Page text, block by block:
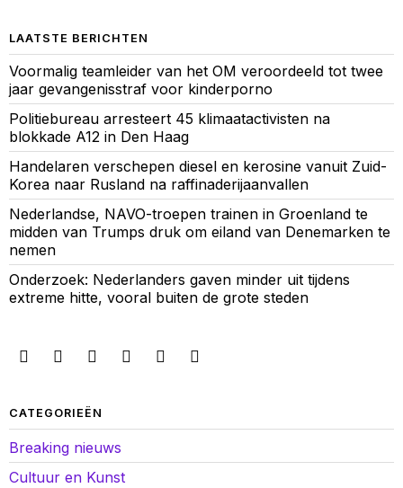
LAATSTE BERICHTEN
Voormalig teamleider van het OM veroordeeld tot twee
jaar gevangenisstraf voor kinderporno
Politiebureau arresteert 45 klimaatactivisten na
blokkade A12 in Den Haag
Handelaren verschepen diesel en kerosine vanuit Zuid-
Korea naar Rusland na raffinaderijaanvallen
Nederlandse, NAVO-troepen trainen in Groenland te
midden van Trumps druk om eiland van Denemarken te
nemen
Onderzoek: Nederlanders gaven minder uit tijdens
extreme hitte, vooral buiten de grote steden
CATEGORIEËN
Breaking nieuws
Cultuur en Kunst